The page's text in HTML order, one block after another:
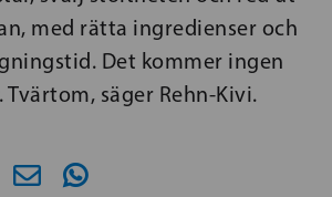
med rätta ingredienser och
Det kommer ingen
säger Rehn-Kivi.